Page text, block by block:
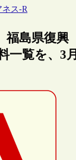
ネス-R
福島県復興
一覧を、3月